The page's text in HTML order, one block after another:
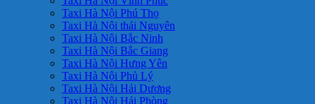
Taxi Hà Nội Phú Thọ
Taxi Hà Nội thái Nguyên
Taxi Hà Nội Bắc Ninh
Taxi Hà Nội Bắc Giang
Taxi Hà Nội Hưng Yên
Taxi Hà Nội Phủ Lý
Taxi Hà Nội Hải Dương
Taxi Hà Nội Hải Phòng